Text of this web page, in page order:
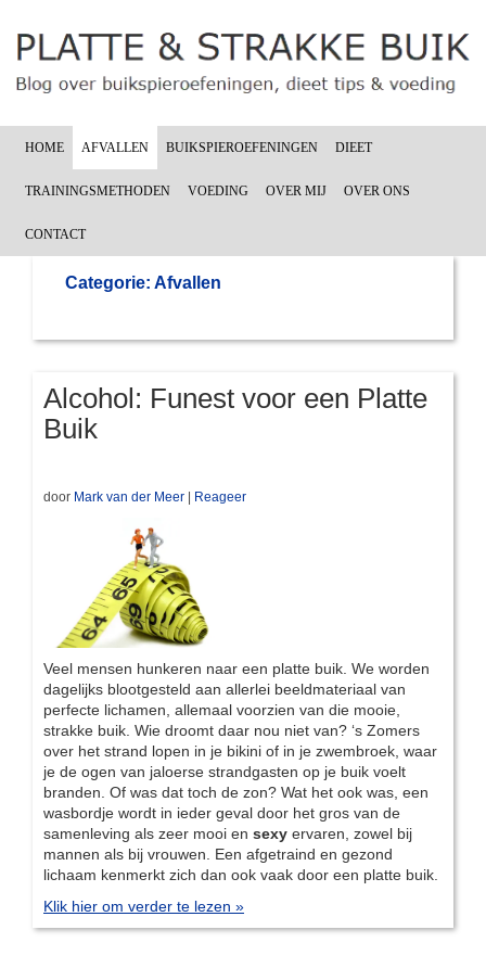
HOME AFVALLEN BUIKSPIEROEFENINGEN DIEET
TRAININGSMETHODEN VOEDING OVER MIJ OVER ONS
CONTACT
Categorie: Afvallen
Alcohol: Funest voor een Platte
Buik
door Mark van der Meer | Reageer
Veel mensen hunkeren naar een platte buik. We worden
dagelijks blootgesteld aan allerlei beeldmateriaal van
perfecte lichamen, allemaal voorzien van die mooie,
strakke buik. Wie droomt daar nou niet van? ‘s Zomers
over het strand lopen in je bikini of in je zwembroek, waar
je de ogen van jaloerse strandgasten op je buik voelt
branden. Of was dat toch de zon? Wat het ook was, een
wasbordje wordt in ieder geval door het gros van de
samenleving als zeer mooi en sexy ervaren, zowel bij
mannen als bij vrouwen. Een afgetraind en gezond
lichaam kenmerkt zich dan ook vaak door een platte buik.
Klik hier om verder te lezen »